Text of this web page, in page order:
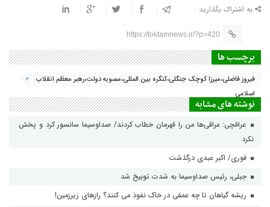
به اشتراک بگذارید :
https://toktamnews.ir/?p=420
برچسب ها
فیروز فاضلی،میرزا کوچک جنگلی،کنگره بین المللی،مصوبه دولت،رهبر معظم انقلاب
اسلامی
نوشته های مشابه
عراقچی: عراقی‌ها من را قهرمان خطاب کردند/ صداوسیما سانسور کرد و پخش
نکرد
فوری/ اکبر عبدی درگذشت
جبلی، رئیس صداوسیما به شدت توبیخ شد
ریشه گیاهان تا چه عمقی در خاک نفوذ می کنند؟ رازهای زیرزمین!